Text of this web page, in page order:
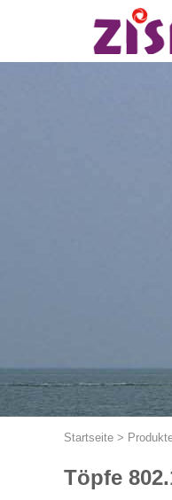
Startseite >
Töpfe